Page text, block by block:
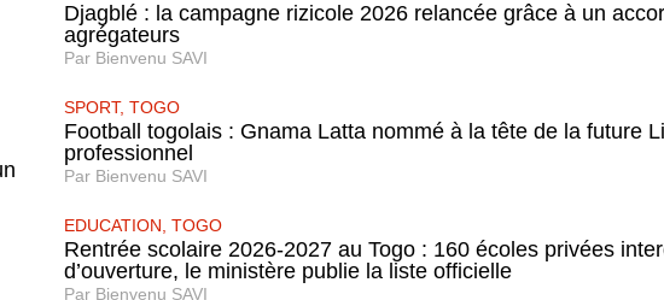
Djagblé : la campagne rizicole 2026 relancée grâce à un
agrégateurs
Par Bienvenu SAVI
SPORT, TOGO
Football togolais : Gnama Latta nommé à la tête de la future
professionnel
Par Bienvenu SAVI
EDUCATION TOGO
Rentrée scolaire 2026-2027 au Togo : 160 écoles privées
d’ouverture, le ministère publie la liste officielle
Par Bienvenu SAVI